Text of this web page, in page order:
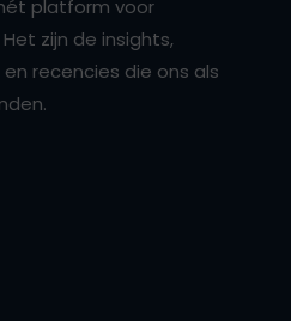
platform voor
zijn de insights,
recencies die ons als